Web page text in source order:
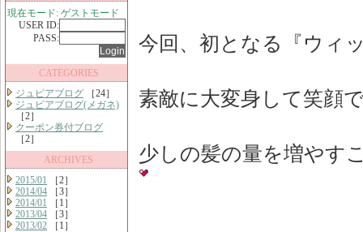
現在モード: ゲストモード
USER ID:
PASS:
CATEGORIES
ジュピアブログ ［24］
ジュピアブログ(メガネ)
［2］
クーポン券付ブログ
［2］
ARCHIVES
2015/01 ［2］
2014/04 ［3］
2014/01 ［1］
2013/04 ［3］
2013/02 ［1］
今回、初となる『ウィ
素敵に大変身して笑顔
少しの髪の量を増やす